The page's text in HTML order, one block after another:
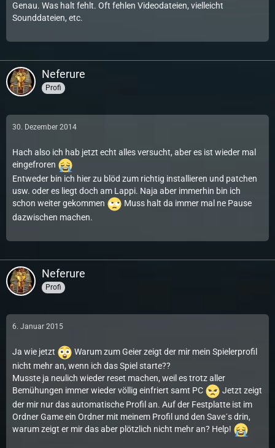
Genau. Was halt fehlt. Oft fehlen Videodateien, vielleicht
Sounddateien, etc.
Neferure
Profi
30. Dezember 2014
Hach also ich hab jetzt echt alles versucht, aber es ist wieder mal
eingefroren
Entweder bin ich hier zu blöd zum richtig installieren und patchen
usw. oder es liegt doch am Lappi. Naja aber immerhin bin ich
schon weiter gekommen
Muss halt da immer mal ne Pause
dazwischen machen.
Neferure
Profi
6. Januar 2015
Ja wie jetzt
Warum zum Geier zeigt der mir mein Spielerprofil
nicht mehr an, wenn ich das Spiel starte??
Musste ja neulich wieder reset machen, weil es trotz aller
Bemühungen immer wieder völlig einfriert samt PC
Jetzt zeigt
der mir nur das automatische Profil an. Auf der Festplatte ist im
Ordner Game ein Ordner mit meinem Profil und den Save´s drin,
warum zeigt er mir das aber plötzlich nicht mehr an? Help!